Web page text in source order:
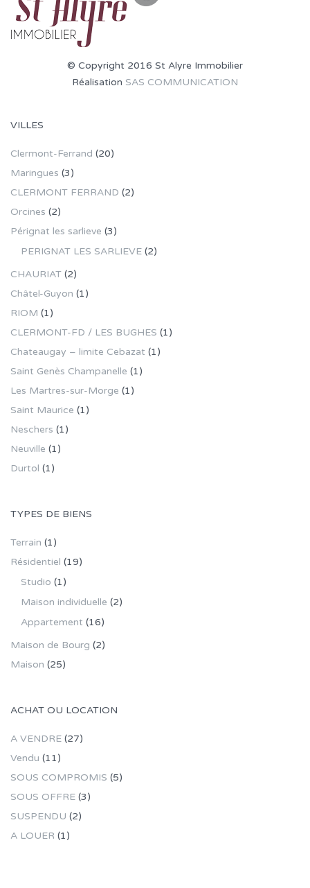
© Copyright 2016 St Alyre Immobilier
Réalisation SAS COMMUNICATION
VILLES
Clermont-Ferrand (20)
Maringues (3)
CLERMONT FERRAND (2)
Orcines (2)
Pérignat les sarlieve (3)
PERIGNAT LES SARLIEVE (2)
CHAURIAT (2)
Châtel-Guyon (1)
RIOM (1)
CLERMONT-FD / LES BUGHES (1)
Chateaugay – limite Cebazat (1)
Saint Genès Champanelle (1)
Les Martres-sur-Morge (1)
Saint Maurice (1)
Neschers (1)
Neuville (1)
Durtol (1)
TYPES DE BIENS
Terrain (1)
Résidentiel (19)
Studio (1)
Maison individuelle (2)
Appartement (16)
Maison de Bourg (2)
Maison (25)
ACHAT OU LOCATION
A VENDRE (27)
Vendu (11)
SOUS COMPROMIS (5)
SOUS OFFRE (3)
SUSPENDU (2)
A LOUER (1)